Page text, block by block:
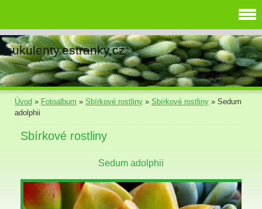
sukulenty.estranky.cz
Úvod » Fotoalbum » Sbírkové rostliny » Sbírkové rostliny » Sedum
adolphii
Sbírkové rostliny
Sedum adolphii